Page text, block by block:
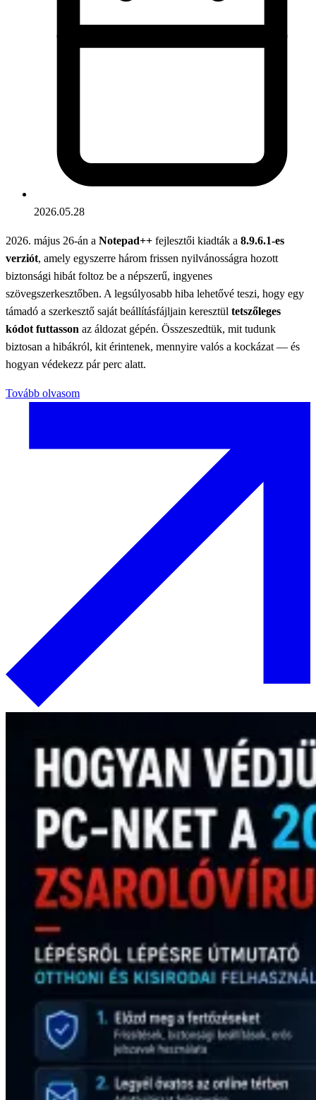
2026.05.28
2026. május 26-án a Notepad++ fejlesztői kiadták a 8.9.6.1-es
verziót, amely egyszerre három frissen nyilvánosságra hozott
biztonsági hibát foltoz be a népszerű, ingyenes
szövegszerkesztőben. A legsúlyosabb hiba lehetővé teszi, hogy egy
támadó a szerkesztő saját beállításfájljain keresztül tetszőleges
kódot futtasson az áldozat gépén. Összeszedtük, mit tudunk
biztosan a hibákról, kit érintenek, mennyire valós a kockázat — és
hogyan védekezz pár perc alatt.
Tovább olvasom